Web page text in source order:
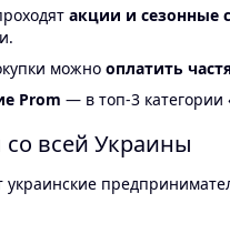
акции и сезонные
можно оплатить
Prom — в топ-3 категории
всей Украины
украинские